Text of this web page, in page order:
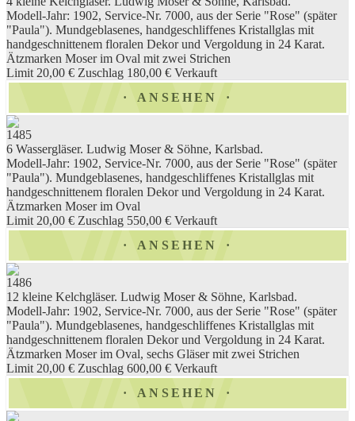
Modell-Jahr: 1902, Service-Nr. 7000, aus der Serie "Rose" (später
"Paula"). Mundgeblasenes, handgeschliffenes Kristallglas mit
handgeschnittenem floralen Dekor und Vergoldung in 24 Karat.
Ätzmarken Moser im Oval mit zwei Strichen
Limit 20,00 € Zuschlag 180,00 € Verkauft
ANSEHEN
1485
6 Wassergläser. Ludwig Moser & Söhne, Karlsbad.
Modell-Jahr: 1902, Service-Nr. 7000, aus der Serie "Rose" (später
"Paula"). Mundgeblasenes, handgeschliffenes Kristallglas mit
handgeschnittenem floralen Dekor und Vergoldung in 24 Karat.
Ätzmarken Moser im Oval
Limit 20,00 € Zuschlag 550,00 € Verkauft
ANSEHEN
1486
12 kleine Kelchgläser. Ludwig Moser & Söhne, Karlsbad.
Modell-Jahr: 1902, Service-Nr. 7000, aus der Serie "Rose" (später
"Paula"). Mundgeblasenes, handgeschliffenes Kristallglas mit
handgeschnittenem floralen Dekor und Vergoldung in 24 Karat.
Ätzmarken Moser im Oval, sechs Gläser mit zwei Strichen
Limit 20,00 € Zuschlag 600,00 € Verkauft
ANSEHEN